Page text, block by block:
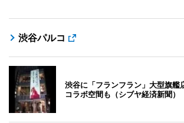
渋谷パルコ
渋谷に「フランフラン」大型旗艦
コラボ空間も（シブヤ経済新聞）